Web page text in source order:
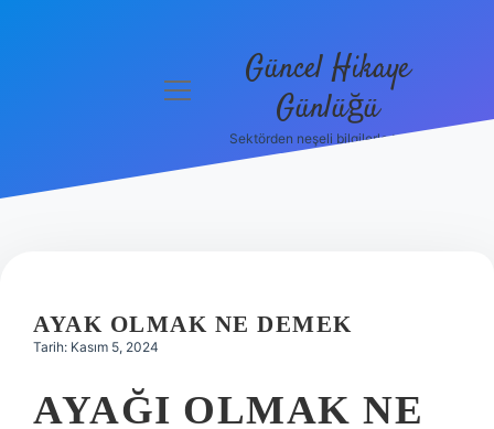
Hakkımızda
menüyü
Güncel Hikaye
Günlüğü
Sektörden neşeli bilgilerle tanış!
AYAK OLMAK NE DEMEK
Tarih: Kasım 5, 2024
AYAĞI OLMAK NE